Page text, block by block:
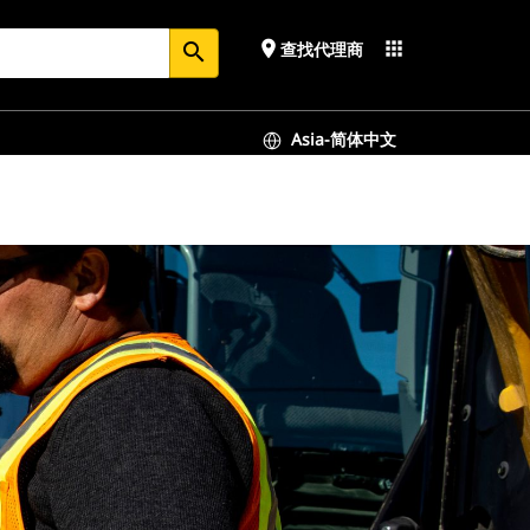
search place 查找代理商 apps
Asia-简体中文